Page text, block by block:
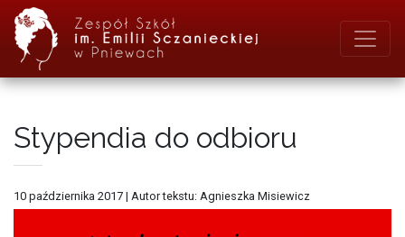
Stypendia do odbioru
10 października 2017 | Autor tekstu: Agnieszka Misiewicz